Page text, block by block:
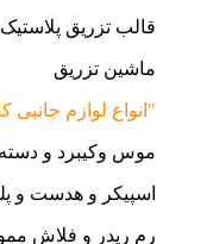
قالب تزریق
ماشین تزریق
"انواع لوازم جانبی
موس وکیبرد و
اسپیکر و هدست و
رم ریدر و فلاش